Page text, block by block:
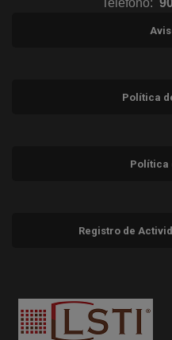
Teléfono:
Política
Política
Registro de